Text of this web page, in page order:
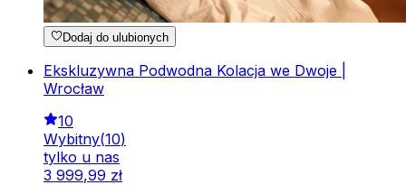
Dodaj do ulubionych
Ekskluzywna Podwodna Kolacja we Dwoje |
Wrocław
10
Wybitny(10)
tylko u nas
3 999,99 zł